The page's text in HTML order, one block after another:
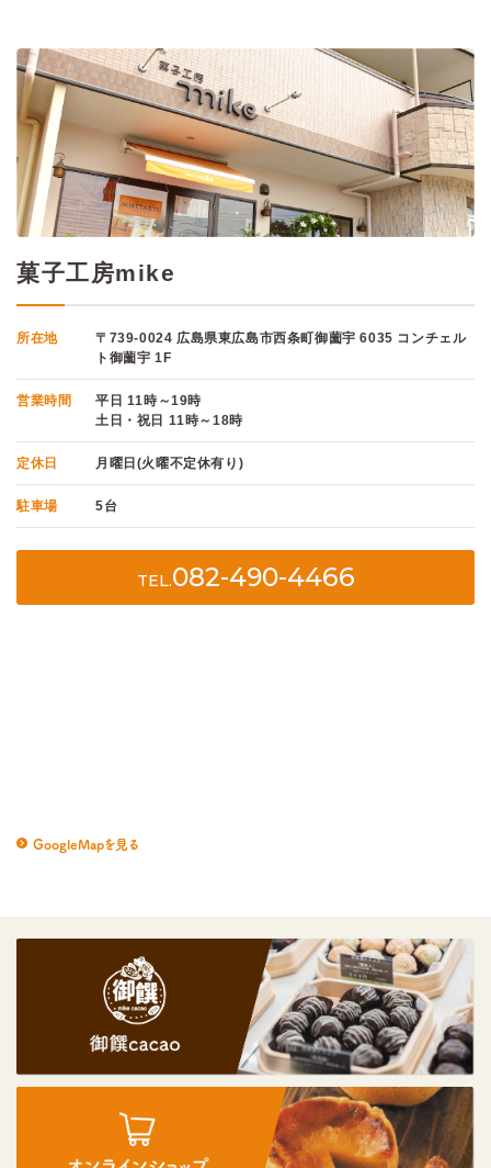
菓子工房mike
所在地
〒739-0024 広島県東広島市西条町御薗宇 6035 コンチェル
ト御薗宇 1F
営業時間
平日 11時～19時
土日・祝日 11時～18時
定休日 月曜日(火曜不定休有り)
駐車場 5台
TEL.082-490-4466
GoogleMapを見る